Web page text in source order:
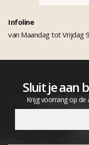
Infoline
van Maandag tot Vrijdag
Sluit je aan
Krijg voorrang op de